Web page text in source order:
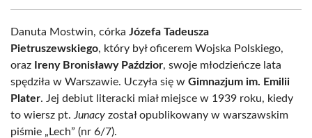
Danuta Mostwin, córka Józefa Tadeusza
Pietruszewskiego, który był oficerem Wojska Polskiego,
oraz
Ireny Bronisławy Paździor, swoje młodzieńcze lata
spędziła w Warszawie. Uczyła się w Gimnazjum im. Emilii
Plater. Jej debiut literacki miał miejsce w 1939 roku, kiedy
to wiersz pt. Junacy został opublikowany w warszawskim
piśmie „Lech” (nr 6/7).